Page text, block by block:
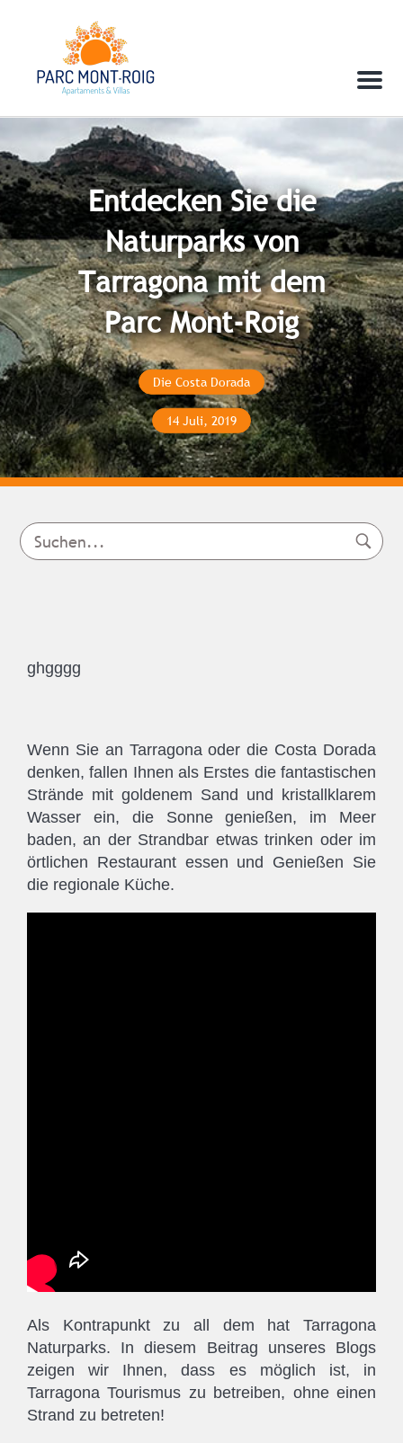
Menu
Entdecken Sie die
Naturparks von
Tarragona mit dem
Parc Mont-Roig
Die Costa Dorada
14 Juli, 2019
ghgggg
Wenn Sie an Tarragona oder die Costa Dorada
denken, fallen Ihnen als Erstes die fantastischen
Strände mit goldenem Sand und kristallklarem
Wasser ein, die Sonne genießen, im Meer
baden, an der Strandbar etwas trinken oder im
örtlichen Restaurant essen und Genießen Sie
die regionale Küche.
Als Kontrapunkt zu all dem hat Tarragona
Naturparks. In diesem Beitrag unseres Blogs
zeigen wir Ihnen, dass es möglich ist, in
Tarragona Tourismus zu betreiben, ohne einen
Strand zu betreten!